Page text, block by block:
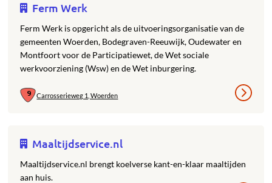
Ferm Werk
Ferm Werk is opgericht als de uitvoeringsorganisatie van de
gemeenten Woerden, Bodegraven-Reeuwijk, Oudewater en
Montfoort voor de Participatiewet, de Wet sociale
werkvoorziening (Wsw) en de Wet inburgering.
Carrosserieweg 1, Woerden
Maaltijdservice.nl
Maaltijdservice.nl brengt koelverse kant-en-klaar maaltijden
aan huis.